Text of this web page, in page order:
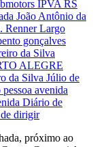
próximo ao